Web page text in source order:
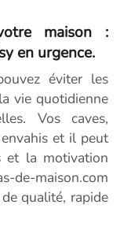
maison :
en urgence.
éviter les
vie quotidienne
Vos caves,
et il peut
et la motivation
de-maison.com
qualité, rapide